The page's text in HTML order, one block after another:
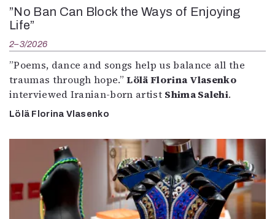
”No Ban Can Block the Ways of Enjoying
Life”
2–3/2026
”Poems, dance and songs help us balance all the
traumas through hope.”Lölä Florina Vlasenko
interviewed Iranian-born artist Shima Salehi.
Lölä Florina Vlasenko